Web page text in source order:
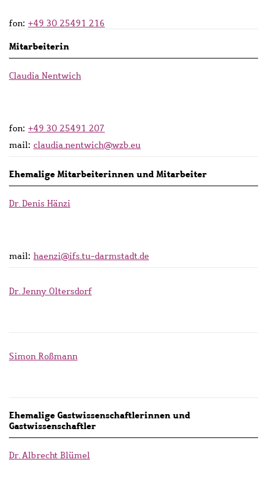
fon: +49 30 25491 216
Mitarbeiterin
Claudia Nentwich
fon: +49 30 25491 207
mail: claudia.nentwich@wzb.eu
Ehemalige Mitarbeiterinnen und Mitarbeiter
Dr. Denis Hänzi
mail: haenzi@ifs.tu-darmstadt.de
Dr. Jenny Oltersdorf
Simon Roßmann
Ehemalige Gastwissenschaftlerinnen und
Gastwissenschaftler
Dr. Albrecht Blümel